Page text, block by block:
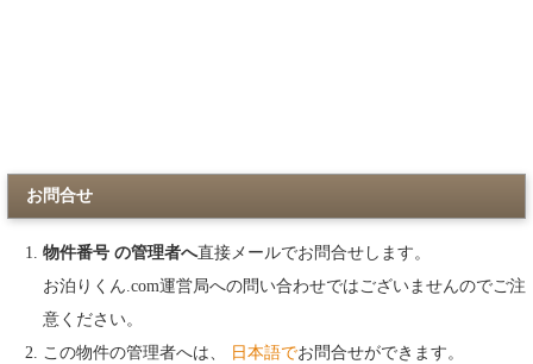
お問合せ
物件番号 の管理者へ直接メールでお問合せします。
お泊りくん.com運営局への問い合わせではございませんのでご注
意ください。
この物件の管理者へは、
日本語でお問合せができます。